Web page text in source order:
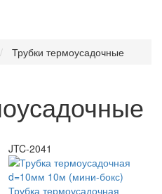
Трубки термоусадочные
JTC-2041
Трубка термоусадочная